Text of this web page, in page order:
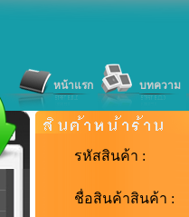
หน้าแรก บทความ
รหัสสินค้า :
ชื่อสินค้าสินค้า :